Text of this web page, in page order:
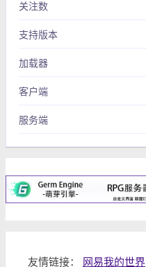
关注数
支持版本
加载器
客户端
服务端
友情链接： 网易我的世界